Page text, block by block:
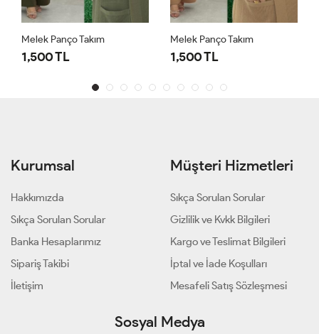
Melek Panço Takım
1,500 TL
Melek Panço Takım
1,500 TL
Kurumsal
Hakkımızda
Sıkça Sorulan Sorular
Banka Hesaplarımız
Sipariş Takibi
İletişim
Müşteri Hizmetleri
Sıkça Sorulan Sorular
Gizlilik ve Kvkk Bilgileri
Kargo ve Teslimat Bilgileri
İptal ve İade Koşulları
Mesafeli Satış Sözleşmesi
Sosyal Medya